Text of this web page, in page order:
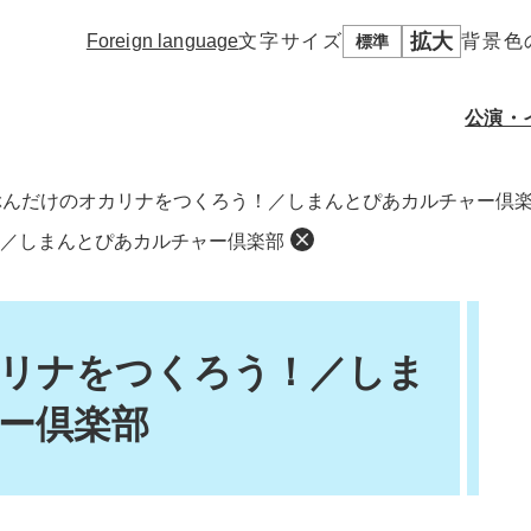
Foreign language文字サイズ 標準 拡大 背景色
公演・
設概要 フロアマップ
用申込について
使用にあたってのお願
料ダウンロード
だけのオカリナをつくろう！／しまんとぴあカルチャー倶
しまんとぴあカルチャー倶楽部
ナをつくろう！／しま
倶楽部